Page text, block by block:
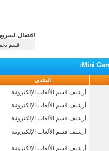
الانتقال السريع
:
المنتدى
أرشيف قسم الألعاب الإلكترونية
أرشيف قسم الألعاب الإلكترونية
أرشيف قسم الألعاب الإلكترونية
أرشيف قسم الألعاب الإلكترونية
أرشيف قسم الألعاب الإلكترونية